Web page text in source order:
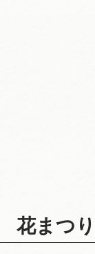
花まつり